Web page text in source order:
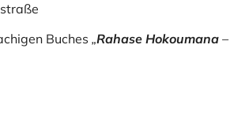
Buches„Rahase Hokoumana–